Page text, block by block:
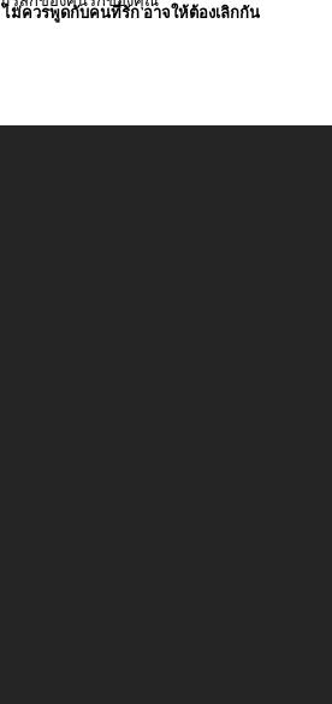
ม่ควรพูดกับคนที่รัก อาจให้ต้องเลิกกัน